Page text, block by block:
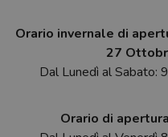
Orario invernale di
27
Dal Lunedì al
Orario di